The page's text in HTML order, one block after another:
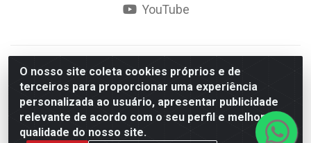
O nosso site coleta cookies próprios e de
terceiros para proporcionar uma experiência
personalizada ao usuário, apresentar publicidade
relevante de acordo com o seu perfil e melhorar a
qualidade do nosso site.
YouTube
© 2023 Rally Motos - todos os direitos reservados.
Razão Social: Rally motos distribuidora, importadora e
transportadora de peças LTDA - CNPJ 09.262.859/0001-43 -
Rua Vigário Calixto 2900 - Catolé, Campina Grande/PB